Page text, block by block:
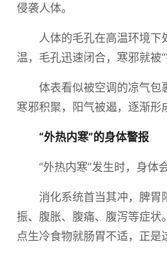
侵袭人体。
人体的毛孔在高温环境下
温，毛孔迅速闭合，寒邪就被“
体表看似被空调的凉气包
寒邪积聚，阳气被遏，逐渐形
“外热内寒”的身体警报
“外热内寒”发生时，身体
消化系统首当其冲，脾胃
振、腹胀、腹痛、腹泻等症状
点生冷食物就肠胃不适，正是